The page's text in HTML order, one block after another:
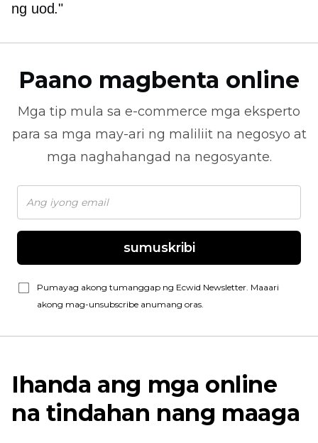
ng uod."
Paano magbenta online
Mga tip mula sa e-commerce mga eksperto
para sa mga may-ari ng maliliit na negosyo at
mga naghahangad na negosyante.
sumuskribi
Pumayag akong tumanggap ng Ecwid Newsletter. Maaari
akong mag-unsubscribe anumang oras.
Ihanda ang mga online
na tindahan nang maaga